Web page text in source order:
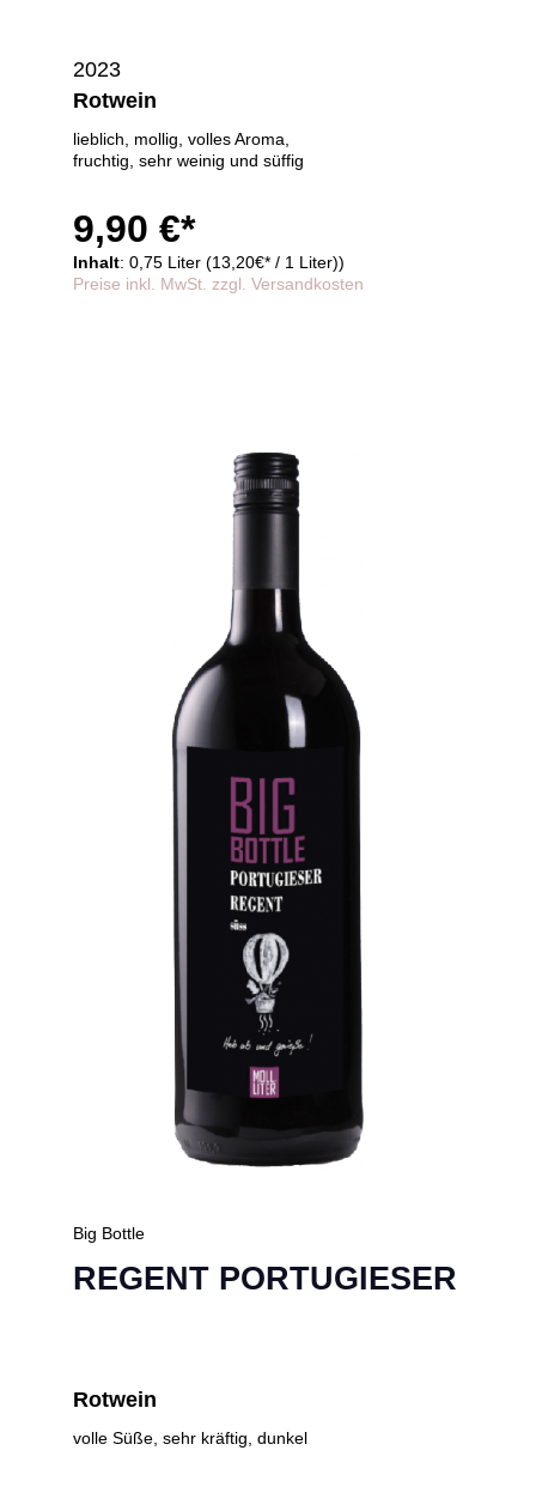
2023
Rotwein
lieblich, mollig, volles Aroma,
fruchtig, sehr weinig und süffig
9,90 €*
Inhalt: 0,75 Liter (13,20€* / 1 Liter))
Preise inkl. MwSt. zzgl. Versandkosten
Big Bottle
REGENT PORTUGIESER
Rotwein
volle Süße, sehr kräftig, dunkel